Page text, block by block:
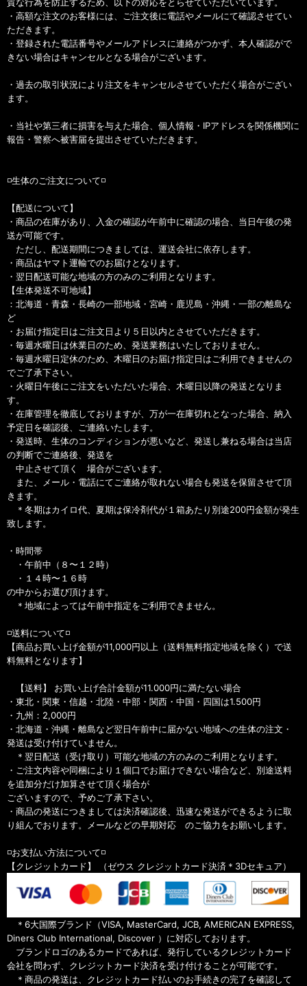
・高額な注文のお客様には、ご注文後に電話やメールにて確認させてい
ただきます。
・登録された電話番号やメールアドレスに連絡がつかず、本人確認がで
きない場合はキャンセルとなる場合がございます。
・過去の取引状況により注文をキャンセルさせていただく場合がござい
ます。
・当社や第三者に損害を与えた場合、個人情報・IPアドレスを関係機関に
報告・警察へ被害届を提出させていただきます。
◽️生体のご注文について◽️
【配送について】
・商品の在庫があり、入金の確認が午前中に確認の場合、当日午後の発
送が可能です。
ただし、配送期間につきましては、運送会社に依存します。
・商品はヤマト運輸でのお届けとなります。
・翌日配送可能な地域の方のみのご利用となります。
【生体発送不可地域】
：北海道・青森・長崎の一部地域・宮崎・鹿児島・沖縄・一部の離島な
ど
・お届け指定日はご注文日より５日以内とさせていただきます。
・毎週水曜日は休業日のため、発送業務はいたしておりません。
・毎週水曜日定休のため、木曜日のお届け指定日はご利用できませんの
でご了承下さい。
・火曜日午後にご注文をいただいた場合、木曜日以降の発送となりま
す。
・在庫管理を徹底しておりますが、万が一在庫切れとなった場合、納入
予定日を確認後、ご連絡いたします。
・発送時、生体のコンディションが悪いなど、発送し兼ねる場合は当店
の判断でご連絡後、発送を
中止させて頂く 場合がございます。
また、メール・電話にてご連絡が取れない場合も発送を保留させて頂
きます。
＊冬期はカイロ代、夏期は保冷剤代が１箱あたり別途200円金額が発生
致します。
・時間帯
・午前中（８〜１２時）
・１４時〜１６時
の中からお選び頂けます。
＊地域によっては午前中指定をご利用できません。
◽️送料について◽️
【商品お買い上げ金額が11,000円以上（送料無料指定地域を除く）で送
料無料となります】
【送料】 お買い上げ合計金額が11.000円に満たない場合
・東北・関東・信越・北陸・中部・関西・中国・四国は1.500円
・九州：2,000円
・北海道・沖縄・離島など翌日午前中に届かない地域への生体の注文・
発送は受け付けていません。
＊翌日配送（受け取り）可能な地域の方のみのご利用となります。
・ご注文内容や同梱により１個口でお届けできない場合など、別途送料
を追加分だけ加算させて頂く場合が
ございますので、予めご了承下さい。
・商品の発送につきましては決済確認後、迅速な発送ができるように取
り組んでおります。メールなどの早期対応 のご協力をお願いします。
◽️お支払い方法について◽️
【クレジットカード】 （ゼウス クレジットカード決済＊3Dセキュア）
＊6大国際ブランド（VISA, MasterCard, JCB, AMERICAN EXPRESS,
Diners Club International, Discover ）に対応しております。
ブランドロゴのあるカードであれば、発行しているクレジットカード
会社を問わず、クレジットカード決済を受け付けることが可能です。
＊商品の発送は、クレジットカード払いのお手続きの完了を確認して